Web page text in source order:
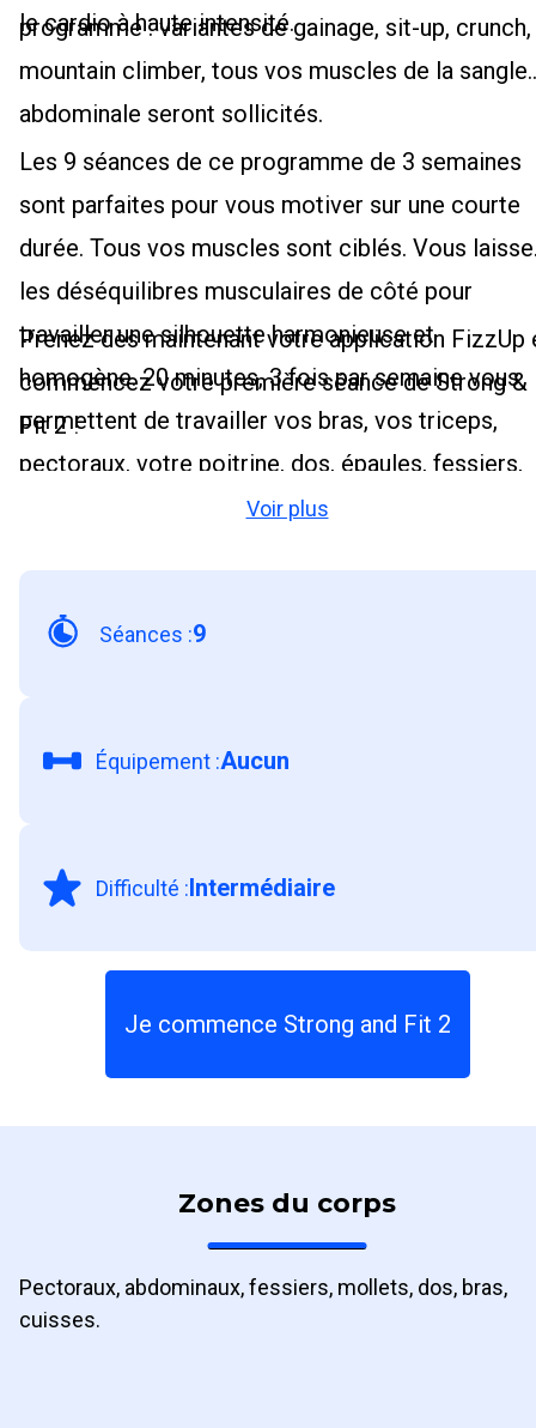
le cardio à haute intensité.
programme : variantes de gainage, sit-up, crunch,
mountain climber, tous vos muscles de la sangle
abdominale seront sollicités.
Les 9 séances de ce programme de 3 semaines
sont parfaites pour vous motiver sur une courte
durée. Tous vos muscles sont ciblés. Vous
les déséquilibres musculaires de côté pour
travailler une silhouette harmonieuse et
homogène. 20 minutes, 3 fois par semaine vous
permettent de travailler vos bras, vos triceps,
pectoraux, votre poitrine, dos, épaules, fessiers,
cuisses, abdominaux et votre cardio. Les
ou encore les variantes de squat sont
Prenez dès maintenant votre application FizzUp
commencez votre première séance de Strong &
Fit 2 !
Voir plus
9
Séances :
Aucun
Équipement :
Intermédiaire
Difficulté :
Je commence Strong and Fit 2
Zones du corps
Pectoraux, abdominaux, fessiers, mollets, dos, bras,
cuisses.